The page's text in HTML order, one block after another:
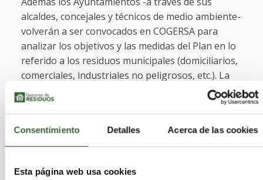
Consentimiento Detalles Acerca de las cookies
Esta página web usa cookies
alcaldes, concejales y técnicos de medio ambiente-
volverán a ser convocados en COGERSA para
analizar los objetivos y las medidas del Plan en lo
referido a los residuos municipales (domiciliarios,
comerciales, industriales no peligrosos, etc.). La
primera de estas citas será el próximo miércoles
día 27 de febrero, cuando está prevista la
por varias ponencias informativas sobre los
objetivos y las medidas del Plan, seguidas de